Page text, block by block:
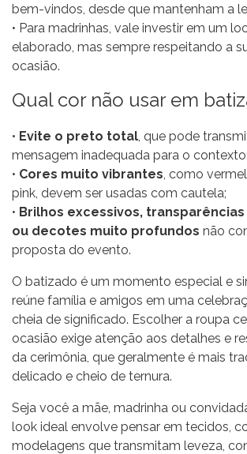
bem-vindos, desde que mantenham a
• Para madrinhas, vale investir em um
elaborado, mas sempre respeitando a
ocasião.
Qual cor não usar em
• Evite o preto total , que pode
mensagem inadequada para o contexto;
• Cores muito vibrantes , como
pink , devem ser usadas com cautela;
• Brilhos excessivos,
ou decotes muito profundos não
proposta do evento.
O batizado é um momento especial e
reúne família e amigos em uma
cheia de significado. Escolher a roupa
ocasião exige atenção aos detalhes e
da cerimônia, que geralmente é mais
delicado e cheio de ternura.
Seja você a mãe, madrinha ou
look ideal envolve pensar em tecidos,
modelagens que transmitam leveza,